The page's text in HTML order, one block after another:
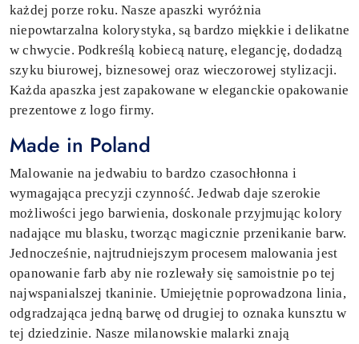
każdej porze roku. Nasze apaszki wyróżnia
niepowtarzalna kolorystyka, są bardzo miękkie i delikatne
w chwycie. Podkreślą kobiecą naturę, elegancję, dodadzą
szyku biurowej, biznesowej oraz wieczorowej stylizacji.
Każda apaszka jest zapakowane w eleganckie opakowanie
prezentowe z logo firmy.
Made in Poland
Malowanie na jedwabiu to bardzo czasochłonna i
wymagająca precyzji czynność. Jedwab daje szerokie
możliwości jego barwienia, doskonale przyjmując kolory
nadające mu blasku, tworząc magicznie przenikanie barw.
Jednocześnie, najtrudniejszym procesem malowania jest
opanowanie farb aby nie rozlewały się samoistnie po tej
najwspanialszej tkaninie. Umiejętnie poprowadzona linia,
odgradzająca jedną barwę od drugiej to oznaka kunsztu w
tej dziedzinie. Nasze milanowskie malarki znają